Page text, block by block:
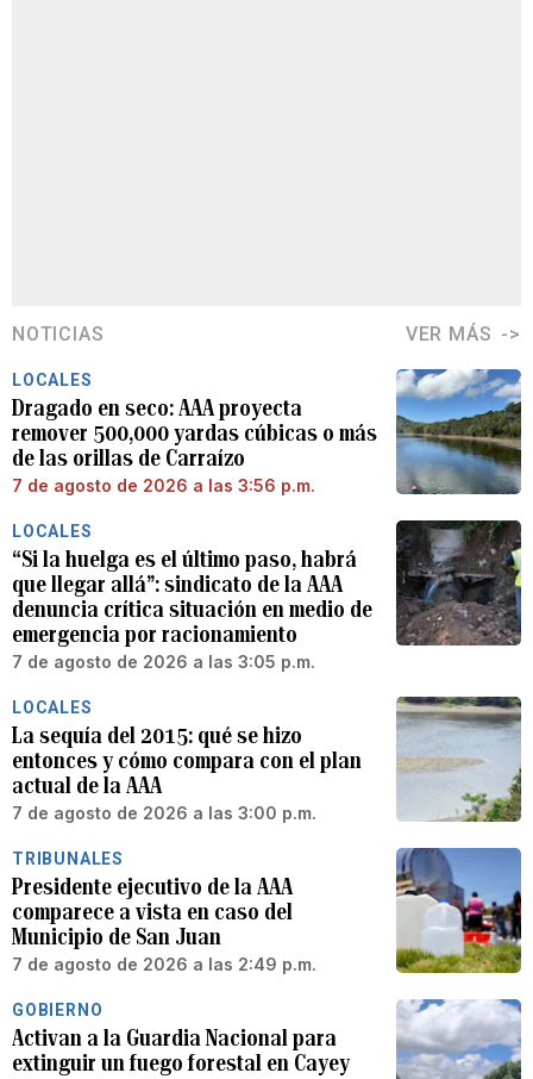
NOTICIAS VER MÁS
LOCALES
Dragado en seco: AAA proyecta
remover 500,000 yardas cúbicas o más
de las orillas de Carraízo
7 de agosto de 2026 a las 3:56 p.m.
LOCALES
“Si la huelga es el último paso, habrá
que llegar allá”: sindicato de la AAA
denuncia crítica situación en medio de
emergencia por racionamiento
7 de agosto de 2026 a las 3:05 p.m.
LOCALES
La sequía del 2015: qué se hizo
entonces y cómo compara con el plan
actual de la AAA
7 de agosto de 2026 a las 3:00 p.m.
TRIBUNALES
Presidente ejecutivo de la AAA
comparece a vista en caso del
Municipio de San Juan
7 de agosto de 2026 a las 2:49 p.m.
GOBIERNO
Activan a la Guardia Nacional para
extinguir un fuego forestal en Cayey